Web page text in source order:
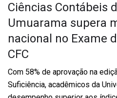
Ciências Contábeis
Umuarama supera
nacional no Exame
CFC
Com 58% de aprovação na
Suficiência, acadêmicos da